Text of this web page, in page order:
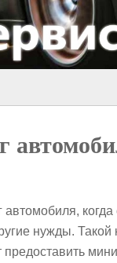
нужды. Такой
предоставить